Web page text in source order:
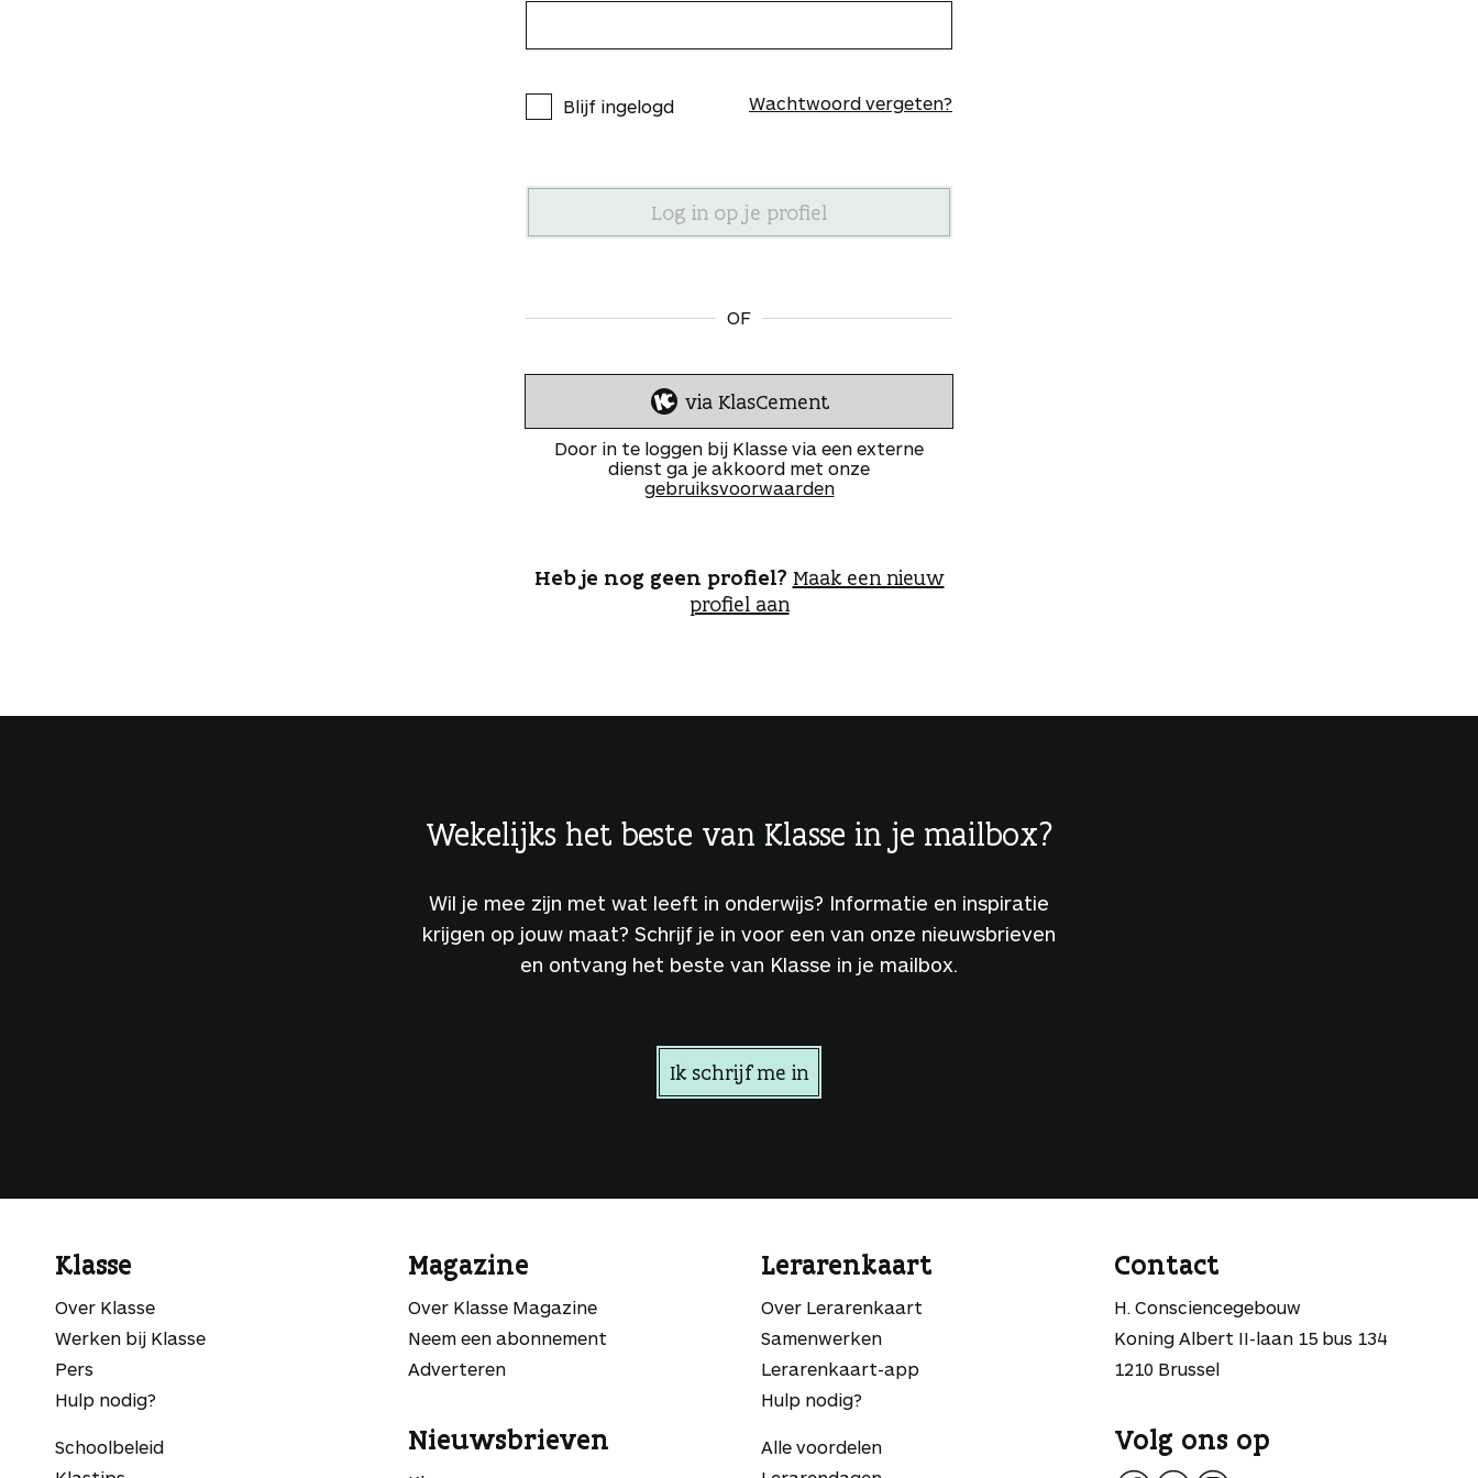
Blijf ingelogd Wachtwoord vergeten?
OF
I
n
l
o
e
n
via KlasCement
Door in te loggen bij Klasse via een externe
dienst ga je akkoord met onze
gebruiksvoorwaarden
Heb je nog geen profiel? Maak een nieuw
profiel aan
Wekelijks het beste van Klasse in je mailbox?
Wil je mee zijn met wat leeft in onderwijs? Informatie en inspiratie
krijgen op jouw maat? Schrijf je in voor een van onze nieuwsbrieven
en ontvang het beste van Klasse in je mailbox.
Ik schrijf me in
Klasse
Over Klasse
Werken bij Klasse
Pers
Hulp nodig?
Schoolbeleid
Magazine
Over Klasse Magazine
Neem een abonnement
Adverteren
Nieuwsbrieven
Lerarenkaart
Over Lerarenkaart
Samenwerken
Lerarenkaart-app
Hulp nodig?
Alle voordelen
Contact
H. Consciencegebouw
Koning Albert II-laan 15 bus 134
1210 Brussel
Volg ons op